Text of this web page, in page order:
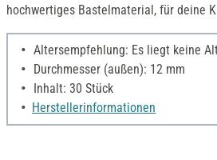
hochwertiges Bastelmaterial, für deine
Altersempfehlung: Es liegt keine
Durchmesser (außen): 12 mm
Inhalt: 30 Stück
Herstellerinformationen